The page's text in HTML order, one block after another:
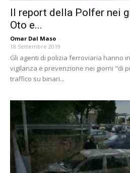
Il report della Polfer nei
Oto e...
Omar Dal Maso -
18 Settembre 2019
Gli agenti di polizia ferroviaria hanno
vigilanza e prevenzione nei giorni "di
traffico su binari...